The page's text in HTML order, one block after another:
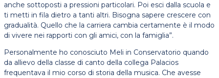
anche sottoposti a pressioni particolari. Poi esci dalla scuola e
ti metti in fila dietro a tanti altri. Bisogna sapere crescere con
gradualità. Quello che la carriera cambia certamente è il modo
di vivere nei rapporti con gli amici, con la famiglia”.
Personalmente ho conosciuto Meli in Conservatorio quando
da allievo della classe di canto della collega Palacios
frequentava il mio corso di storia della musica. Che avesse